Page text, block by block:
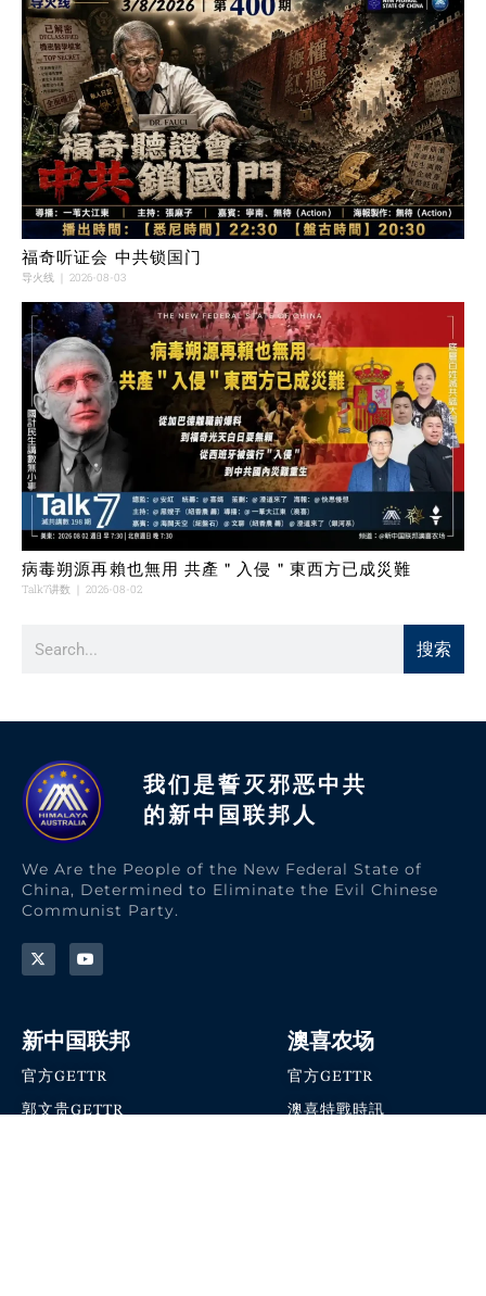
福奇听证会 中共锁国门
导火线 2026-08-03
病毒朔源再賴也無用 共產＂入侵＂東西方已成災難
Talk7讲数 2026-08-02
搜索
我们是誓灭邪恶中共
的新中国联邦人​
We Are the People of the New Federal State of
China, Determined to Eliminate the Evil Chinese
Communist Party.
新中国联邦
官方GETTR
郭文贵GETTR
澳喜农场
官方GETTR
澳喜特戰時訊